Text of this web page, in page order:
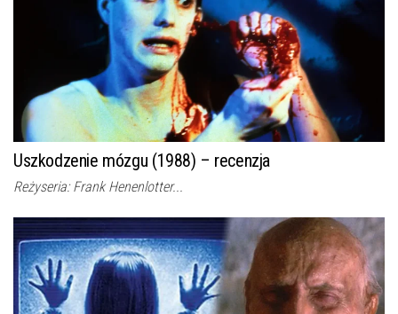
Uszkodzenie mózgu (1988) – recenzja
Reżyseria: Frank Henenlotter...